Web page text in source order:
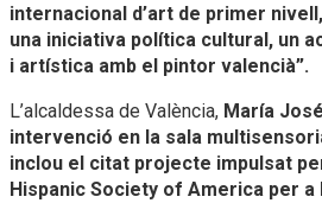
internacional d’art de primer
una iniciativa política cultural, un
i artística amb el pintor valencià”.
L’alcaldessa de València, María
intervenció en la sala
inclou el citat projecte impulsat
Hispanic Society of America per a